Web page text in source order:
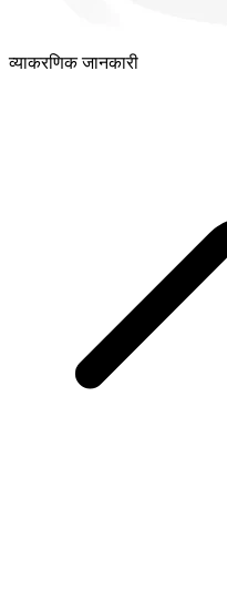
व्याकरणिक जानकारी